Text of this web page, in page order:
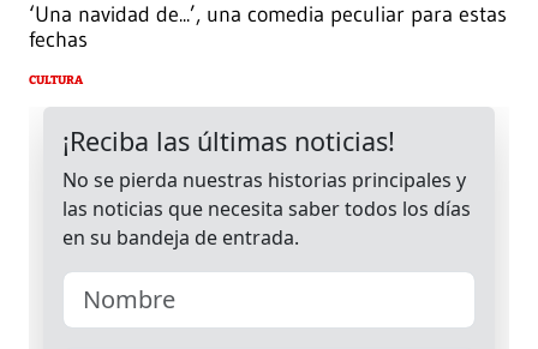
‘Una navidad de...’, una comedia peculiar para estas
fechas
CULTURA